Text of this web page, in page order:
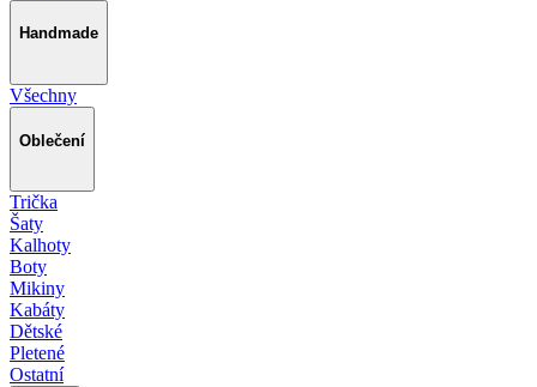
Handmade
Všechny
Oblečení
Trička
Šaty
Kalhoty
Boty
Mikiny
Kabáty
Dětské
Pletené
Ostatní